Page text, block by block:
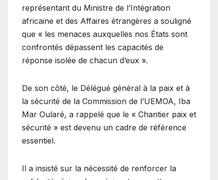
représentant du Ministre de l’Intégration
africaine et des Affaires étrangères a souligné
que « les menaces auxquelles nos États sont
confrontés dépassent les capacités de
réponse isolée de chacun d’eux ».
De son côté, le Délégué général à la paix et à
la sécurité de la Commission de l’UEMOA, Iba
Mar Oularé, a rappelé que le « Chantier paix et
sécurité » est devenu un cadre de référence
essentiel.
Il a insisté sur la nécessité de renforcer la